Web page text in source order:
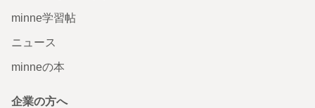
minne学習帖
ニュース
minneの本
企業の方へ